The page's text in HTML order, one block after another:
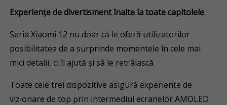
Experiențe de divertisment înalte la toate capitolele
Seria Xiaomi 12 nu doar că le oferă utilizatorilor
posibilitatea de a surprinde momentele în cele mai
mici detalii, ci îi ajută și să le retrăiască.
Toate cele trei dispozitive asigură experiențe de
vizionare de top prin intermediul ecranelor AMOLED